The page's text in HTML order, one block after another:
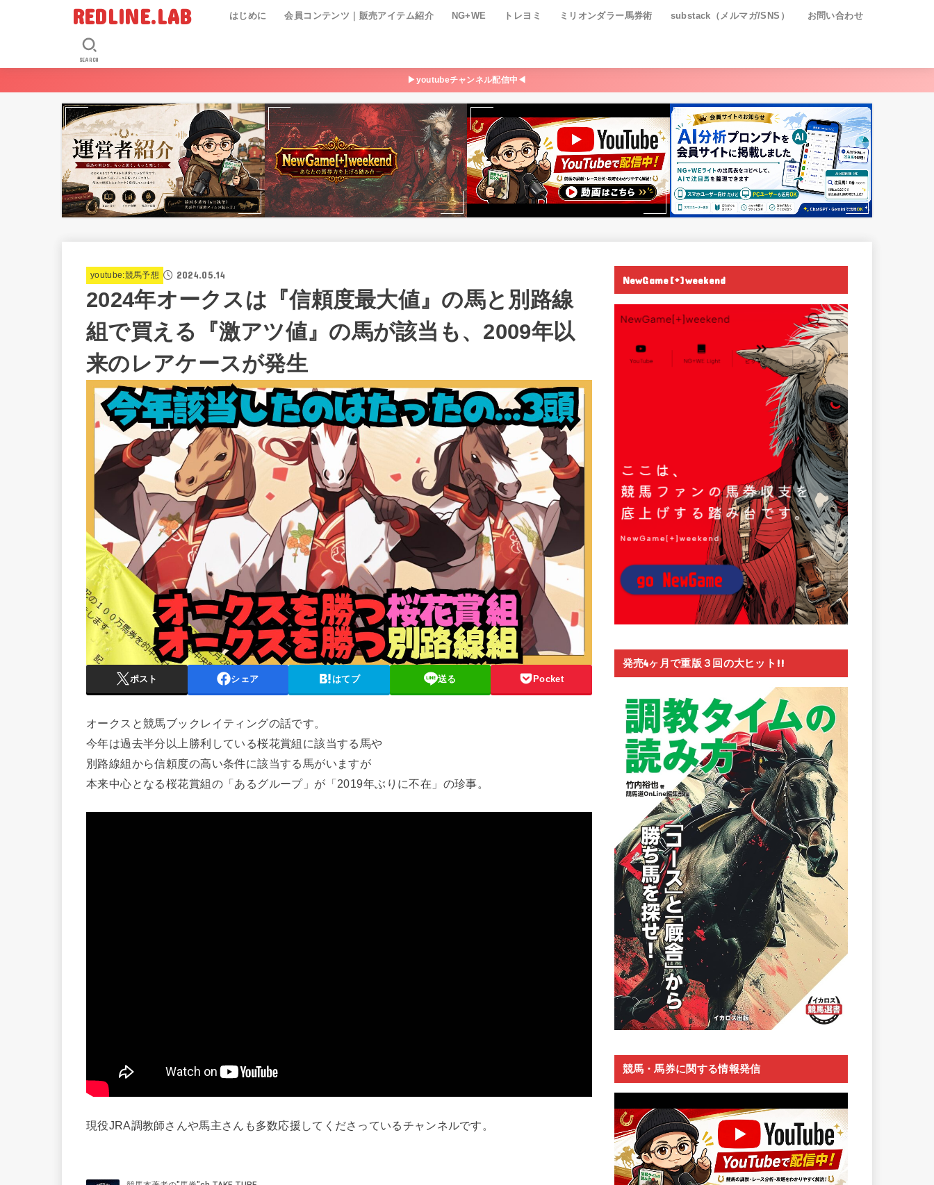
REDLINE.LAB はじめに 会員コンテンツ｜販売アイテム紹介 NG+WE トレヨミ ミリオンダラー馬券術 substack（メルマガ/SNS） お問い合わせ
SEARCH
▶youtubeチャンネル配信中◀
youtube:競馬予想 2024.05.14
2024年オークスは『信頼度最大値』の馬と別路線
組で買える『激アツ値』の馬が該当も、2009年以
来のレアケースが発生
ポスト シェア はてブ 送る Pocket
オークスと競馬ブックレイティングの話です。
今年は過去半分以上勝利している桜花賞組に該当する馬や
別路線組から信頼度の高い条件に該当する馬がいますが
本来中心となる桜花賞組の「あるグループ」が「2019年ぶりに不在」の珍事。
現役JRA調教師さんや馬主さんも多数応援してくださっているチャンネルです。
NewGame[+]weekend
発売4ヶ月で重版３回の大ヒット!!
競馬・馬券に関する情報発信